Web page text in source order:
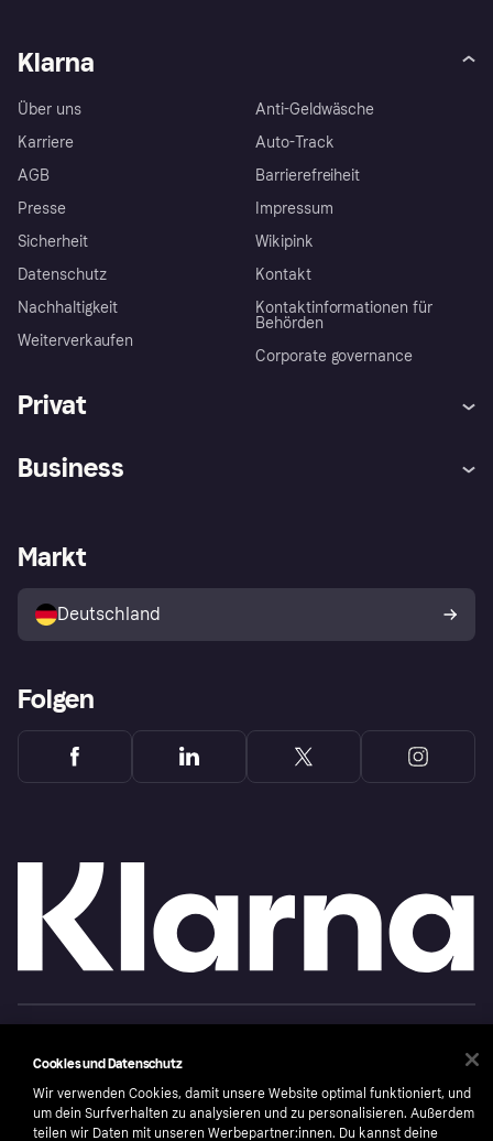
Klarna
Über uns
Karriere
AGB
Presse
Sicherheit
Datenschutz
Nachhaltigkeit
Weiterverkaufen
Anti-Geldwäsche
Auto-Track
Barrierefreiheit
Impressum
Wikipink
Kontakt
Kontaktinformationen für
Behörden
Corporate governance
Privat
Klarna App
Shops entdecken
Käuferschutzrichtlinie
Dein Widerrufsrecht
Business
Händlerportal
Markt
Deutschland
Folgen
number: 556737-0431
NutzungsbedingungenCookiesKlarna.com
Cookies und Datenschutz
Wir verwenden Cookies, damit unsere Website optimal funktioniert, und
um dein Surfverhalten zu analysieren und zu personalisieren. Außerdem
teilen wir Daten mit unseren Werbepartner:innen. Du kannst deine